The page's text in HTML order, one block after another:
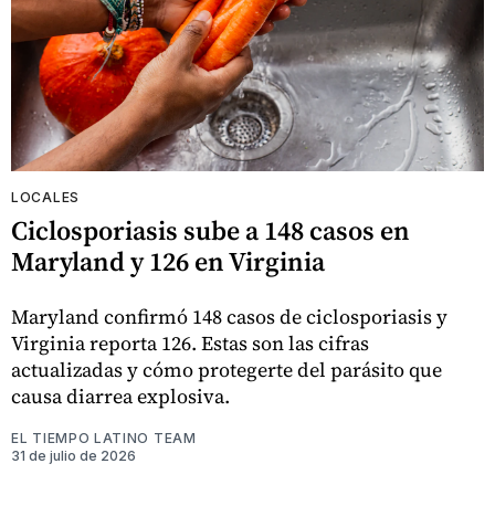
LOCALES
Ciclosporiasis sube a 148 casos en
Maryland y 126 en Virginia
Maryland confirmó 148 casos de ciclosporiasis y
Virginia reporta 126. Estas son las cifras
actualizadas y cómo protegerte del parásito que
causa diarrea explosiva.
EL TIEMPO LATINO TEAM
31 de julio de 2026